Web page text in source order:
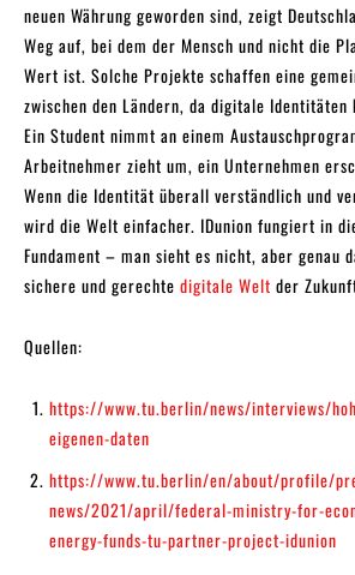
neuen Währung geworden sind, zeigt
Weg auf, bei dem der Mensch und nicht die
Wert ist. Solche Projekte schaffen eine
zwischen den Ländern, da digitale Identitäten
Ein Student nimmt an einem
Arbeitnehmer zieht um, ein Unternehmen
Wenn die Identität überall verständlich und
wird die Welt einfacher. IDunion fungiert in
Fundament – man sieht es nicht, aber genau
sichere und gerechte digitale Welt der
Quellen:
https://www.tu.berlin/news/interviews/
eigenen-daten
https://www.tu.berlin/en/about/profile/
news/2021/april/federal-ministry-for-
energy-funds-tu-partner-project-idunion